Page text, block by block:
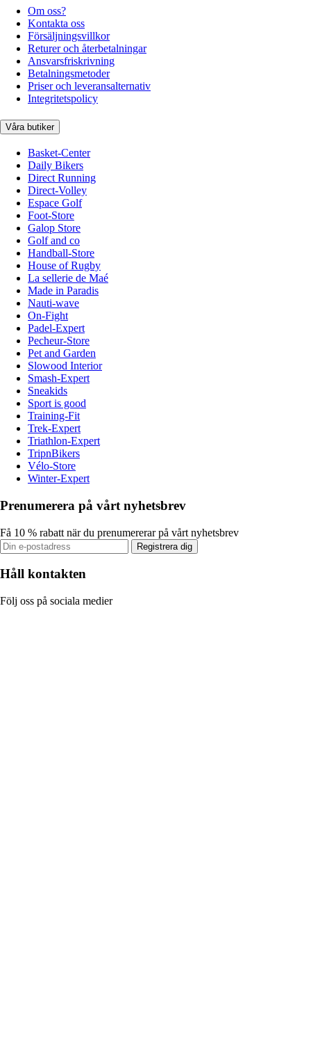
Om oss?
Kontakta oss
Försäljningsvillkor
Returer och återbetalningar
Ansvarsfriskrivning
Betalningsmetoder
Priser och leveransalternativ
Integritetspolicy
Våra butiker
Basket-Center
Daily Bikers
Direct Running
Direct-Volley
Espace Golf
Foot-Store
Galop Store
Golf and co
Handball-Store
House of Rugby
La sellerie de Maé
Made in Paradis
Nauti-wave
On-Fight
Padel-Expert
Pecheur-Store
Pet and Garden
Slowood Interior
Smash-Expert
Sneakids
Sport is good
Training-Fit
Trek-Expert
Triathlon-Expert
TripnBikers
Vélo-Store
Winter-Expert
Prenumerera på vårt nyhetsbrev
Få 10 % rabatt när du prenumererar på vårt nyhetsbrev
Registrera dig
Håll kontakten
Följ oss på sociala medier